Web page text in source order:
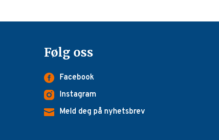
Følg oss
Facebook
Instagram
Meld deg på nyhetsbrev